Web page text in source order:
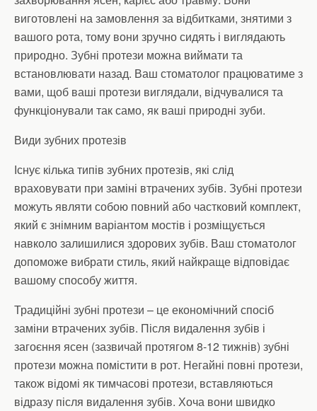
виготовлені на замовлення за відбитками, знятими з
вашого рота, тому вони зручно сидять і виглядають
природно. Зубні протези можна виймати та
встановлювати назад. Ваш стоматолог працюватиме з
вами, щоб ваші протези виглядали, відчувалися та
функціонували так само, як ваші природні зуби.
Види зубних протезів
Існує кілька типів зубних протезів, які слід
враховувати при заміні втрачених зубів. Зубні протези
можуть являти собою повний або частковий комплект,
який є знімним варіантом мостів і розміщується
навколо залишилися здорових зубів. Ваш стоматолог
допоможе вибрати стиль, який найкраще відповідає
вашому способу життя.
Традиційні зубні протези – це економічний спосіб
заміни втрачених зубів. Після видалення зубів і
загоєння ясен (зазвичай протягом 8-12 тижнів) зубні
протези можна помістити в рот. Негайні повні протези,
також відомі як тимчасові протези, вставляються
відразу після видалення зубів. Хоча вони швидко